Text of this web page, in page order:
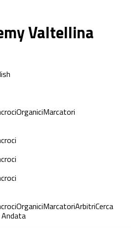
Valtellina
OrganiciMarcatori
OrganiciMarcatoriArbitriCerca